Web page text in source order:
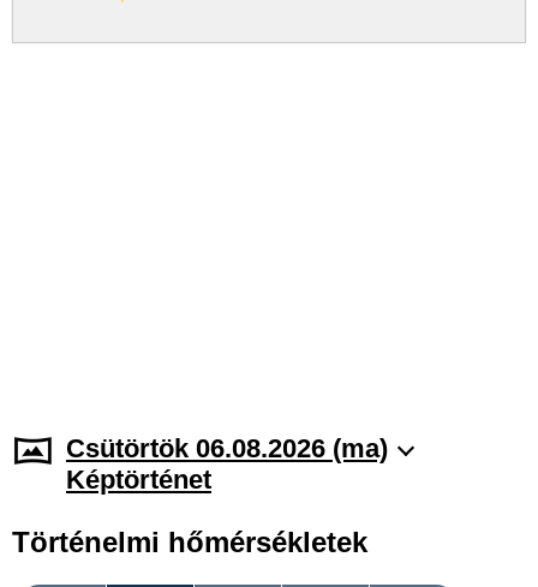
Csütörtök 06.08.2026 (ma)
Képtörténet
Történelmi hőmérsékletek